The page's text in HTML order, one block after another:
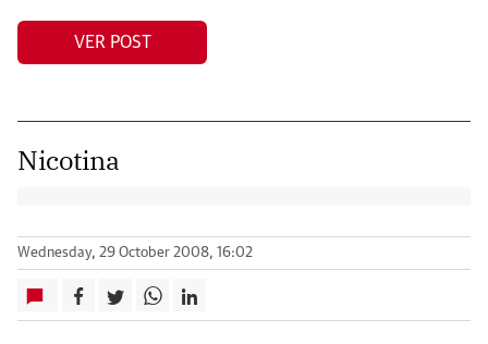
VER POST
Nicotina
Wednesday, 29 October 2008, 16:02